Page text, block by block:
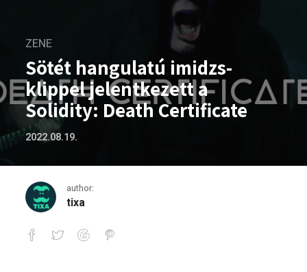
ZENE
Sötét hangulatú imidzs-
klippel jelentkezett a
Solidity: Death Certificate
2022.08.19.
author:
tixa